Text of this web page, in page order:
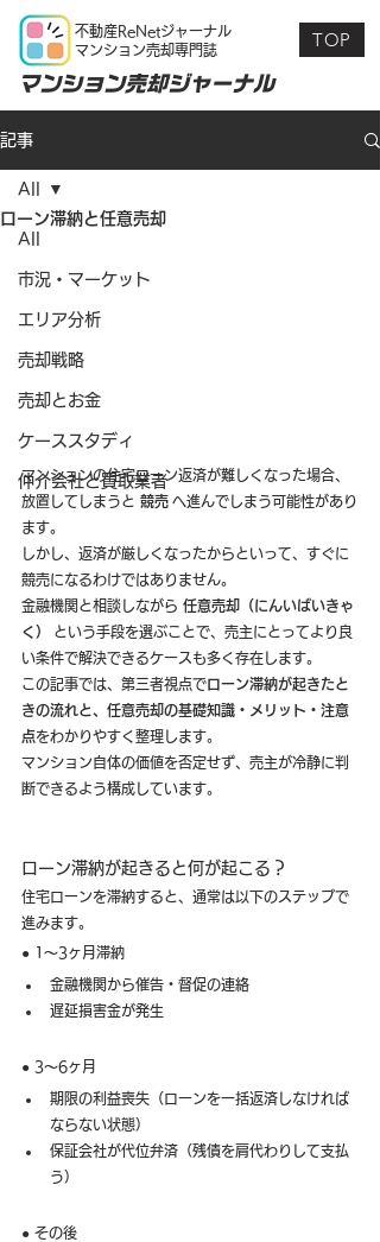
不動産ReNetジャーナル
マンション売却専門誌
マンション売却ジャーナル
TOP
記事
All
市況・マーケット
エリア分析
売却戦略
売却とお金
ケーススタディ
仲介会社と買取業者
All
ローン滞納と任意売却
マンションの住宅ローン返済が難しくなった場合、
放置してしまうと 競売 へ進んでしまう可能性があり
ます。
しかし、返済が厳しくなったからといって、すぐに
競売になるわけではありません。
金融機関と相談しながら 任意売却（にんいばいきゃ
く）
という手段を選ぶことで、売主にとってより良
い条件で解決できるケースも多く存在します。
この記事では、第三者視点でローン滞納が起きたと
きの流れと、任意売却の基礎知識・メリット・注意
点をわかりやすく整理します。
マンション自体の価値を否定せず、売主が冷静に判
断できるよう構成しています。
ローン滞納が起きると何が起こる？
住宅ローンを滞納すると、通常は以下のステップで
進みます。
● 1〜3ヶ月滞納
金融機関から催告・督促の連絡
遅延損害金が発生
● 3〜6ヶ月
期限の利益喪失（ローンを一括返済しなければ
ならない状態）
保証会社が代位弁済（残債を肩代わりして支払
う）
● その後